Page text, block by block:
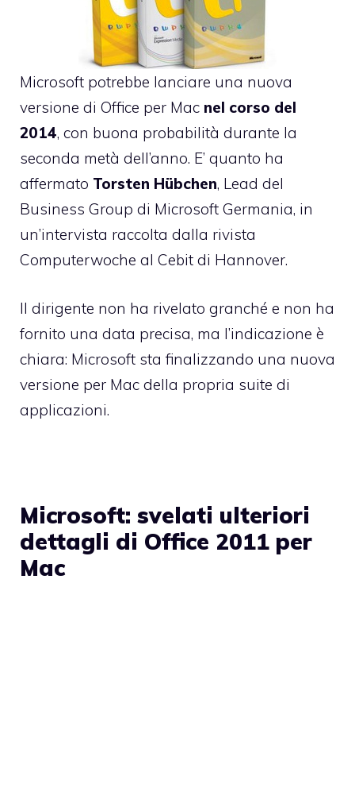
Microsoft potrebbe lanciare una nuova
versione di Office per Mac nel corso del
2014, con buona probabilità durante la
seconda metà dell’anno. E’ quanto ha
affermato Torsten Hübchen, Lead del
Business Group di Microsoft Germania, in
un’intervista raccolta dalla rivista
Computerwoche al Cebit di Hannover.
Il dirigente non ha rivelato granché e non ha
fornito una data precisa, ma l’indicazione è
chiara: Microsoft sta finalizzando una nuova
versione per Mac della propria suite di
applicazioni.
Microsoft: svelati ulteriori
dettagli di Office 2011 per
Mac